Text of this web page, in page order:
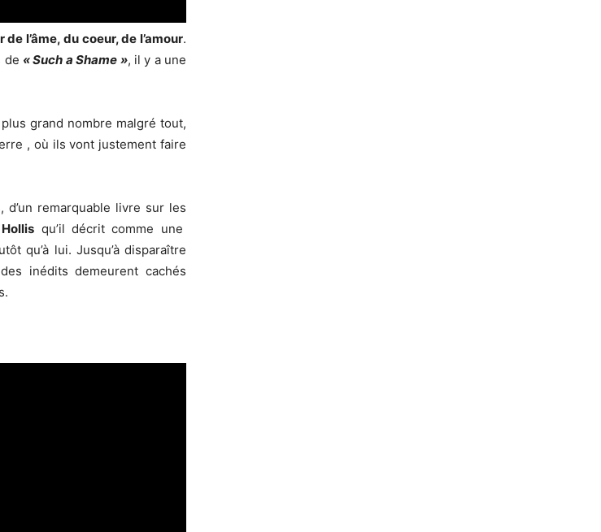
l’âme, du coeur, de l’amour.
de « Such a Shame », il y a une
grand nombre malgré tout,
, où ils vont justement faire
d’un remarquable livre sur les
qu’il décrit comme une
qu’à lui. Jusqu’à disparaître
inédits demeurent cachés